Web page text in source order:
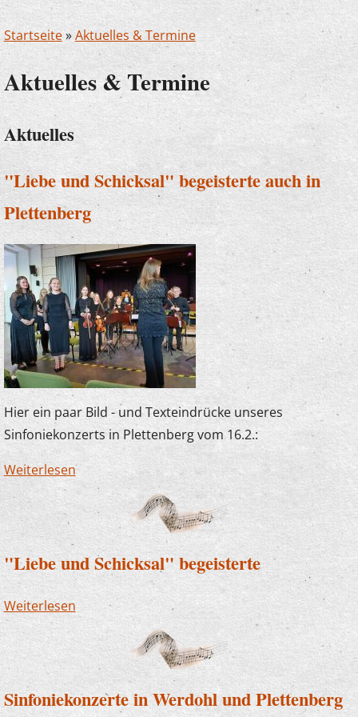
Startseite»Aktuelles & Termine
Aktuelles & Termine
Aktuelles
"Liebe und Schicksal" begeisterte auch in
Plettenberg
Hier ein paar Bild - und Texteindrücke unseres
Sinfoniekonzerts in Plettenberg vom 16.2.:
Weiterlesenüber "Liebe und Schicksal" begeisterte auch in
Plettenberg
"Liebe und Schicksal" begeisterte
Weiterlesenüber "Liebe und Schicksal" begeisterte
Sinfoniekonzerte in Werdohl und Plettenberg